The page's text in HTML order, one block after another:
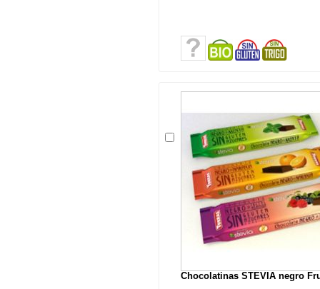
Chocolatinas STEVIA negro